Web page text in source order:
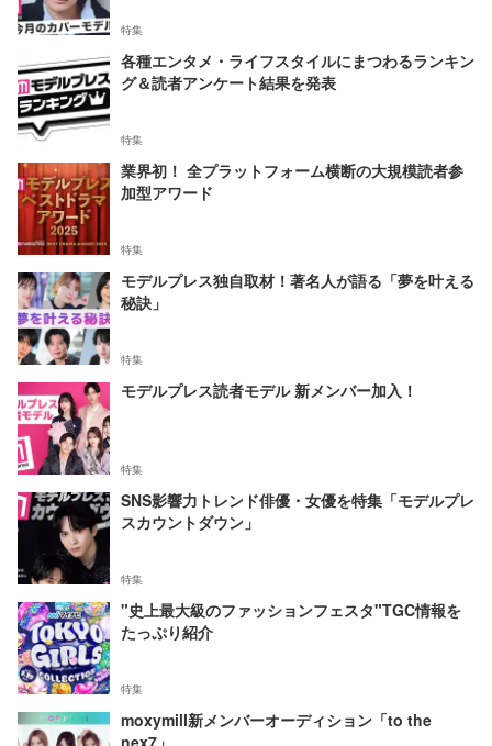
特集
各種エンタメ・ライフスタイルにまつわるランキン
グ＆読者アンケート結果を発表
特集
業界初！ 全プラットフォーム横断の大規模読者参
加型アワード
特集
モデルプレス独自取材！著名人が語る「夢を叶える
秘訣」
特集
モデルプレス読者モデル 新メンバー加入！
特集
SNS影響力トレンド俳優・女優を特集「モデルプレ
スカウントダウン」
特集
"史上最大級のファッションフェスタ"TGC情報を
たっぷり紹介
特集
moxymill新メンバーオーディション「to the
nex7」